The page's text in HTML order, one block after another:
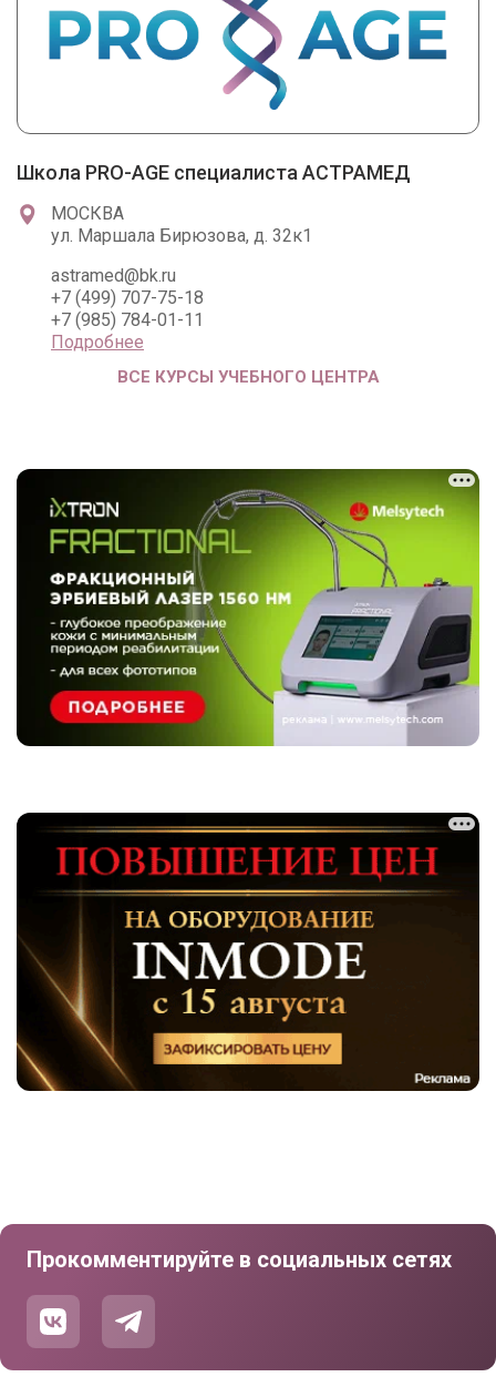
Школа PRO-AGE специалиста АСТРАМЕД
МОСКВА
ул. Маршала Бирюзова, д. 32к1
astramed@bk.ru
+7 (499) 707-75-18
+7 (985) 784-01-11
Подробнее
ВСЕ КУРСЫ УЧЕБНОГО ЦЕНТРА
Прокомментируйте в социальных сетях